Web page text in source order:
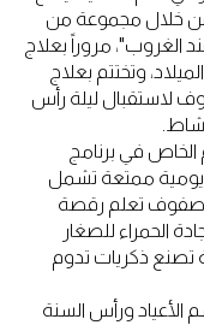
من خلال مجموعة من
الغروب"، مروراً بعلاج
وتختتم بعلاج
لاستقبال ليلة رأس
الخاص في برنامج
يومية ممتعة تشمل
وصفوف تعلم رقصة
الحمراء للصغار
تصنع ذكريات تدوم
الأعياد ورأس السنة